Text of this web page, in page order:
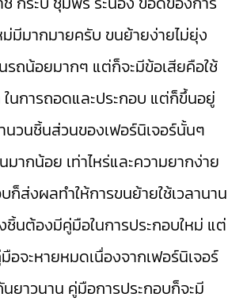
มีมากมายครับ ขนย้ายง่ายไม่ยุ่ง
ถน้อยมากๆ แต่ก็จะมีข้อเสียคือใช้
ในการถอดและประกอบ แต่ก็ขึ้นอยู่
วนชิ้นส่วนของเฟอร์นิเจอร์นั้นๆ
ากน้อย เท่าไหร่และความยากง่าย
ก็ส่งผลทำให้การขนย้ายใช้เวลานาน
ชิ้นต้องมีคู่มือในการประกอบใหม่ แต่
จะหายหมดเนื่องจากเฟอร์นิเจอร์
ยาวนาน คู่มือการประกอบก็จะมี